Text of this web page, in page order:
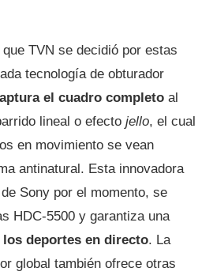
TVN se decidió por estas
tecnología de obturador
el cuadro completo al
lineal o efecto jello, el cual
en movimiento se vean
antinatural. Esta innovadora
Sony por el momento, se
HDC-5500 y garantiza una
deportes en directo. La
global también ofrece otras